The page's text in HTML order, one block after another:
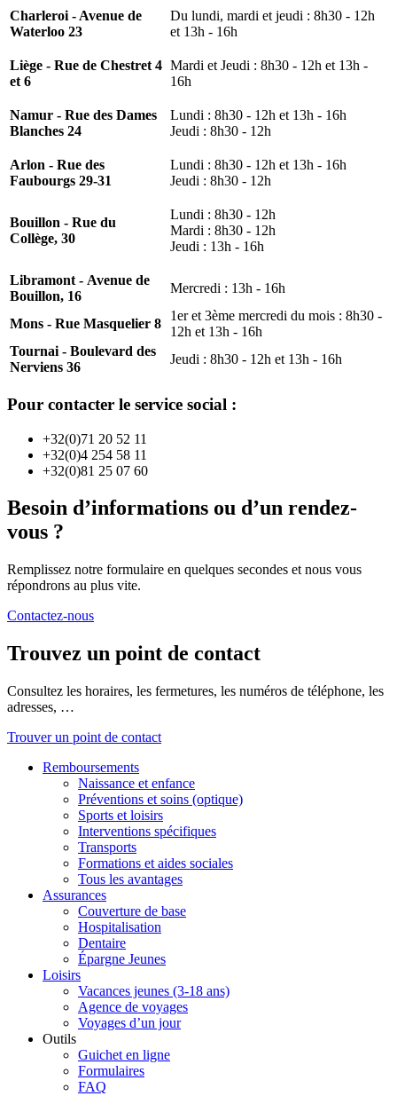
Charleroi - Avenue de
Waterloo 23
Du lundi, mardi et jeudi : 8h30 - 12h
et 13h - 16h
Liège - Rue de Chestret 4
et 6
Mardi et Jeudi : 8h30 - 12h et 13h -
16h
Namur - Rue des Dames
Blanches 24
Lundi : 8h30 - 12h et 13h - 16h
Jeudi : 8h30 - 12h
Arlon - Rue des
Faubourgs 29-31
Lundi : 8h30 - 12h et 13h - 16h
Jeudi : 8h30 - 12h
Bouillon - Rue du
Collège, 30
Lundi : 8h30 - 12h
Mardi : 8h30 - 12h
Jeudi : 13h - 16h
Libramont - Avenue de
Bouillon, 16
Mercredi : 13h - 16h
Mons - Rue Masquelier 8
1er et 3ème mercredi du mois : 8h30 -
12h et 13h - 16h
Tournai - Boulevard des
Nerviens 36
Jeudi : 8h30 - 12h et 13h - 16h
Pour contacter le service social :
+32(0)71 20 52 11
+32(0)4 254 58 11
+32(0)81 25 07 60
Besoin d’informations ou d’un rendez-
vous ?
Remplissez notre formulaire en quelques secondes et nous vous
répondrons au plus vite.
Contactez-nous
Trouvez un point de contact
Consultez les horaires, les fermetures, les numéros de téléphone, les
adresses, …
Trouver un point de contact
Remboursements
Naissance et enfance
Préventions et soins (optique)
Sports et loisirs
Interventions spécifiques
Transports
Formations et aides sociales
Tous les avantages
Assurances
Couverture de base
Hospitalisation
Dentaire
Épargne Jeunes
Loisirs
Vacances jeunes (3-18 ans)
Agence de voyages
Voyages d’un jour
Outils
Guichet en ligne
Formulaires
FAQ